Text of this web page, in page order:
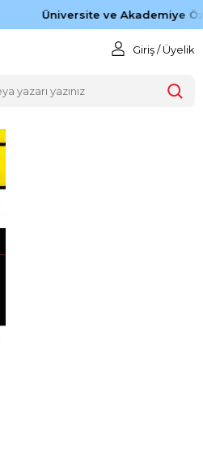
Üniversite ve Akademiye
Giriş / Üyelik